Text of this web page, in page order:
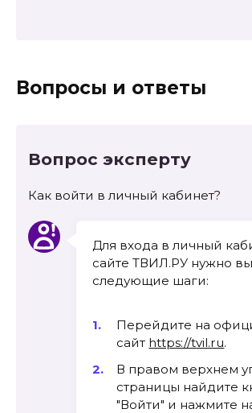
Вопросы и ответы
Вопрос эксперту
Как войти в личный кабинет?
Для входа в личный
сайте ТВИЛ.РУ нужно
следующие шаги:
Перейдите на
сайт https://tvil.ru.
В правом верхнем
страницы найдите
"Войти" и нажмите